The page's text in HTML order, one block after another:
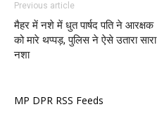
Previous article
मैहर में नशे में धुत पार्षद पति ने आरक्षक
को मारे थप्पड़, पुलिस ने ऐसे उतारा सारा
नशा
MP DPR RSS Feeds